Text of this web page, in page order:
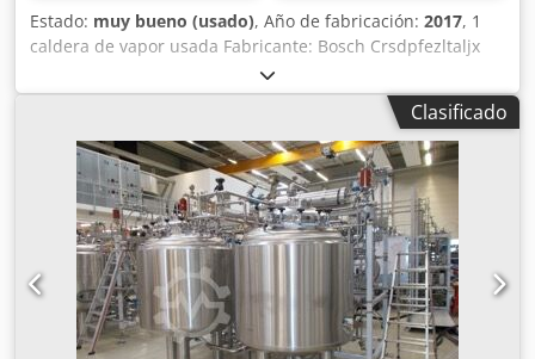
Estado: muy bueno (usado), Año de fabricación: 2017, 1
caldera de vapor usada Fabricante: Bosch Crsdpfezltaljx
Adqjf Tipo: U-MB 2020 Potencia: 2.000 kg/h Presión de
funcionamiento admisible: 13,0 bar Presión de prueba
elevada: 24,1 bar Temperatura máxima: 195 °C Volumen
total: 2.065 l Año de fabricación: 01/2017 Marcado CE: CE
0036 Equipada con quemador de gas Weishaupt, tipo WM-
G20/3-A, 300-2.000 kW, versión ZM-LN, 15-500 mbar,
circuito de regulación de gas, armario de control
independiente, sistema de control de la caldera Loos-
Boiler-Control LBC, bomba de agua de alimentación, tipo
Eco 1, potencia 89 kW, volumen 41 l, temperatura 238 °C,
presión de funcionamiento admisible 31 bar, sobrepresión
de prueba 56 bar, y las válvulas de cierre gruesas y finas
Clasificado